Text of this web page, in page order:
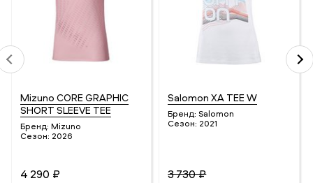
Mizuno CORE GRAPHIC
SHORT SLEEVE TEE
Бренд: Mizuno
Сезон: 2026
4 290 ₽
Salomon XA TEE W
Бренд: Salomon
Сезон: 2021
3 730 ₽